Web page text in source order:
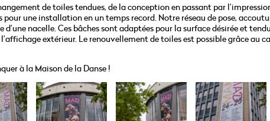
de toiles tendues, de la conception en passant par
pour une installation en un temps record. Notre réseau de pose,
nacelle. Ces bâches sont adaptées pour la surface désirée et
extérieur. Le renouvellement de toiles est possible grâce au
à la Maison de la Danse !